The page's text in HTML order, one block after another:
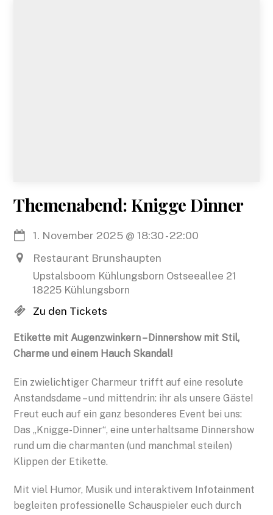
Themenabend: Knigge Dinner
1. November 2025 @18:30-22:00
Restaurant Brunshaupten
Upstalsboom Kühlungsborn Ostseeallee 21
18225 Kühlungsborn
Zu den Tickets
Etikette mit Augenzwinkern – Dinnershow mit Stil,
Charme und einem Hauch Skandal!
Ein zwielichtiger Charmeur trifft auf eine resolute
Anstandsdame – und mittendrin: ihr als unsere Gäste!
Freut euch auf ein ganz besonderes Event bei uns:
Das „Knigge-Dinner“, eine unterhaltsame Dinnershow
rund um die charmanten (und manchmal steilen)
Klippen der Etikette.
Mit viel Humor, Musik und interaktivem Infotainment
begleiten professionelle Schauspieler euch durch